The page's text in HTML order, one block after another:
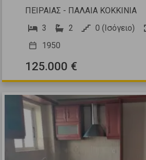
ΠΕΙΡΑΙΑΣ - ΠΑΛΑΙΑ ΚΟΚΚΙΝΙΑ
3
2 0 (Ισόγειο)
1950
125.000 €